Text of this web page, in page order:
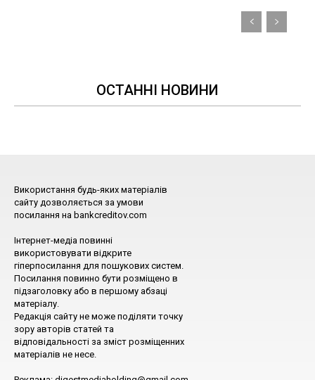
ОСТАННІ НОВИНИ
Використання будь-яких матеріалів
сайту дозволяється за умови
посилання на bankcreditov.com
Інтернет-медіа повинні
використовувати відкрите
гіперпосилання для пошукових систем.
Посилання повинно бути розміщено в
підзаголовку або в першому абзаці
матеріалу.
Редакція сайту не може поділяти точку
зору авторів статей та
відповідальності за зміст розміщенних
матеріалів не несе.